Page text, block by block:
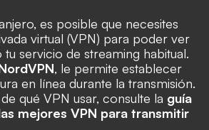
es posible que necesites
virtual (VPN) para poder ver
tu servicio de streaming habitual.
, le permite establecer
en línea durante la transmisión.
qué VPN usar, consulte la guía
mejores VPN para transmitir